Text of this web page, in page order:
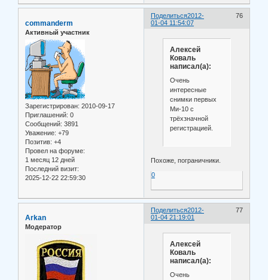
Поделиться 76
2012-
01-04 11:54:07
commanderm
Активный участник
Зарегистрирован: 2010-09-17
Приглашений: 0
Сообщений: 3891
Уважение: +79
Позитив: +4
Провел на форуме:
1 месяц 12 дней
Последний визит:
2025-12-22 22:59:30
Алексей
Коваль
написал(а):
Очень
интересные
снимки первых
Ми-10 с
трёхзначной
регистрацией.
Похоже, пограничники.
0
Поделиться 77
2012-
01-04 21:19:01
Arkan
Модератор
Алексей
Коваль
написал(а):
Очень